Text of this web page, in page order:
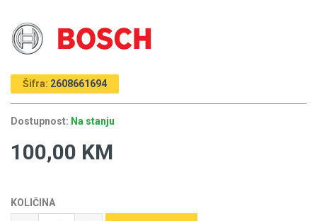
Šifra: 2608661694
Dostupnost: Na stanju
100,00 KM
KOLIČINA